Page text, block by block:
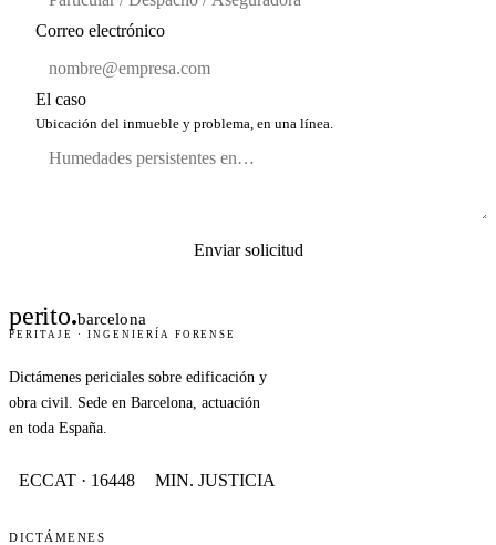
Correo electrónico
El caso
Ubicación del inmueble y problema, en una línea.
Enviar solicitud
perito.barcelona
PERITAJE · INGENIERÍA FORENSE
Dictámenes periciales sobre edificación y
obra civil. Sede en Barcelona, actuación
en toda España.
ECCAT · 16448 MIN. JUSTICIA
DICTÁMENES